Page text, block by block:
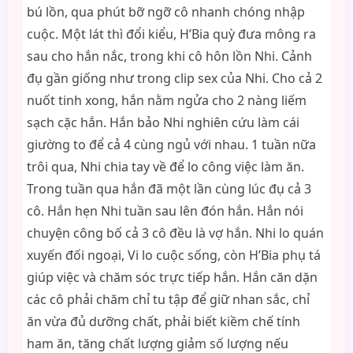
bú lồn, qua phút bỡ ngỡ cô nhanh chóng nhập
cuộc. Một lát thì đổi kiểu, H’Bia quỳ đưa mông ra
sau cho hắn nắc, trong khi cô hôn lồn Nhi. Cảnh
đụ gần giống như trong clip sex của Nhi. Cho cả 2
nuốt tinh xong, hắn nằm ngửa cho 2 nàng liếm
sạch cặc hắn. Hắn bảo Nhi nghiên cứu làm cái
giường to để cả 4 cùng ngủ với nhau. 1 tuần nữa
trôi qua, Nhi chia tay về để lo công việc làm ăn.
Trong tuần qua hắn đã một lần cùng lúc đụ cả 3
cô. Hắn hẹn Nhi tuần sau lên đón hắn. Hắn nói
chuyện công bố cả 3 cô đều là vợ hắn. Nhi lo quán
xuyến đối ngoại, Vi lo cuộc sống, còn H’Bia phụ tá
giúp việc và chăm sóc trực tiếp hắn. Hắn căn dặn
các cô phải chăm chỉ tu tập để giữ nhan sắc, chỉ
ăn vừa đủ dưỡng chất, phải biết kiềm chế tính
ham ăn, tăng chất lượng giảm số lượng nếu